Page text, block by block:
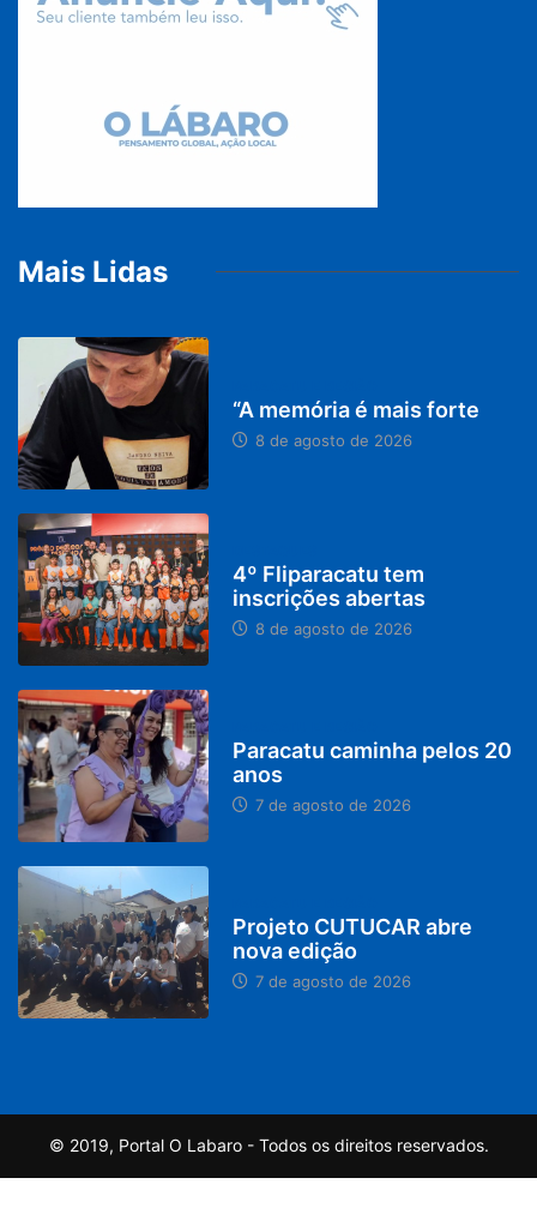
Mais Lidas
“A memória é mais forte
8 de agosto de 2026
4º Fliparacatu tem
inscrições abertas
8 de agosto de 2026
Paracatu caminha pelos 20
anos
7 de agosto de 2026
Projeto CUTUCAR abre
nova edição
7 de agosto de 2026
© 2019, Portal O Labaro - Todos os direitos reservados.